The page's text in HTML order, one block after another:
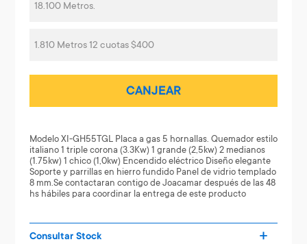
18.100 Metros.
1.810 Metros 12 cuotas $400
CANJEAR
Modelo XI-GH55TGL Placa a gas 5 hornallas. Quemador estilo
italiano 1 triple corona (3.3Kw) 1 grande (2,5kw) 2 medianos
(1.75kw) 1 chico (1,0kw) Encendido eléctrico Diseño elegante
Soporte y parrillas en hierro fundido Panel de vidrio templado
8 mm.Se contactaran contigo de Joacamar después de las 48
hs hábiles para coordinar la entrega de este producto
Consultar Stock